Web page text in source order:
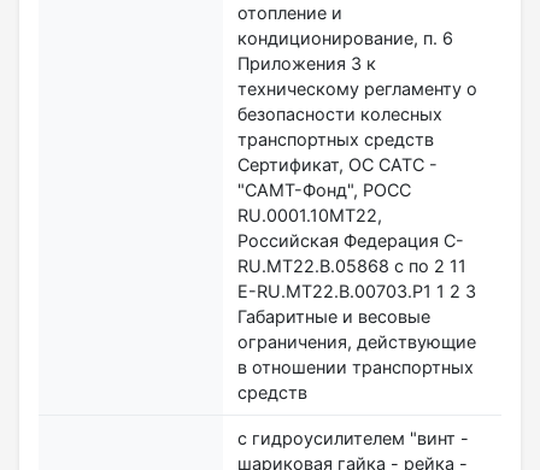
отопление и
кондиционирование, п. 6
Приложения 3 к
техническому регламенту о
безопасности колесных
транспортных средств
Сертификат, ОС САТС -
"САМТ-Фонд", РОСС
RU.0001.10МТ22,
Российская Федерация C-
RU.MT22.B.05868 с по 2 11
E-RU.MT22.В.00703.Р1 1 2 3
Габаритные и весовые
ограничения, действующие
в отношении транспортных
средств
с гидроусилителем "винт -
шариковая гайка - рейка -